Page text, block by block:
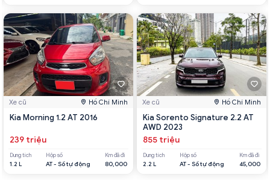
Xe cũ Hồ Chí Minh
Kia Morning 1.2 AT 2016
239 triệu
Dung tích
1.2 L
Hộp số
AT - Số tự động
Km đã đi
80,000
Xe cũ Hồ Chí Minh
Kia Sorento Signature 2.2 AT
AWD 2023
855 triệu
Dung tích
2.2 L
Hộp số
AT - Số tự động
Km đã đi
45,000